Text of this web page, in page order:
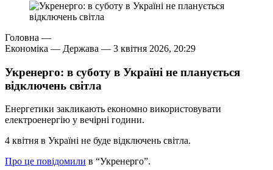
Головна —
Економіка — Держава — 3 квітня 2026, 20:29
Укренерго: в суботу в Україні не планується
відключень світла
Енергетики закликають економно використовувати
електроенергію у вечірні години.
4 квітня в Україні не буде відключень світла.
Про це повідомили в “Укренерго”.